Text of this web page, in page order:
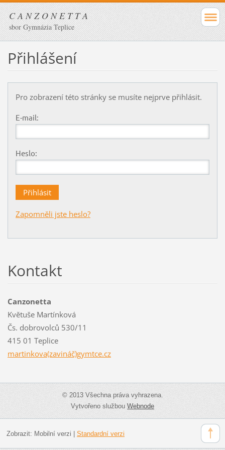
C A N Z O N E T T A
sbor Gymnázia Teplice
Přihlášení
Pro zobrazení této stránky se musíte nejprve přihlásit.
E-mail:
Heslo:
Zapomněli jste heslo?
Kontakt
Canzonetta
Květuše Martínková
Čs. dobrovolců 530/11
415 01 Teplice
martinkova(zavináč)gymtce.cz
© 2013 Všechna práva vyhrazena.
Vytvořeno službouWebnode
Zobrazit: Mobilní verzi Standardní verzi